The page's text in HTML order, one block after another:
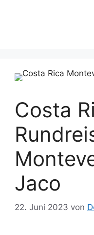
Costa
Jaco
22. Juni 2023 von